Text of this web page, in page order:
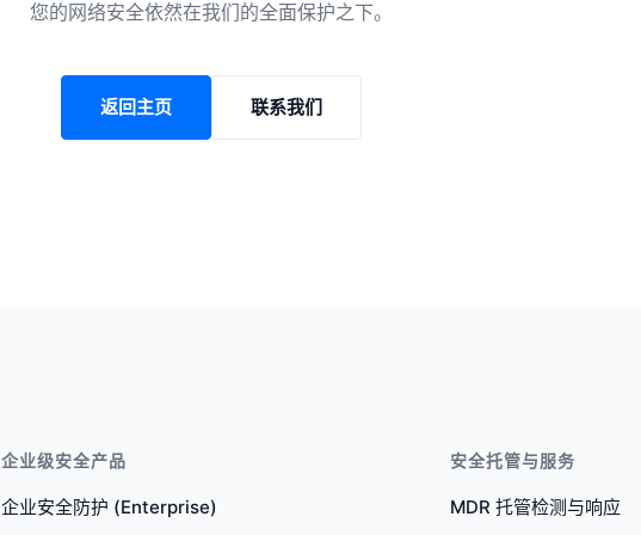
您的网络安全依然在我们的全面保护之下。
返回主页 联系我们
企业级安全产品
企业安全防护 (Enterprise)
安全托管与服务
MDR 托管检测与响应